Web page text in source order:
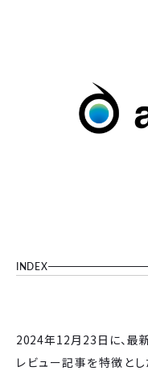
INDEX
2024年12月23日に、最
レビュー記事を特徴と